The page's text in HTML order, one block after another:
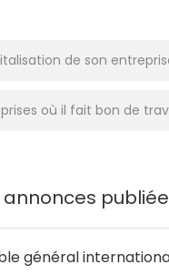
de son
où il fait bon de
annonces
général